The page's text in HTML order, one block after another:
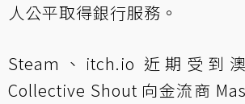
人公平取得銀行服務。
Steam、itch.io 近期受到
Collective Shout 向金流商